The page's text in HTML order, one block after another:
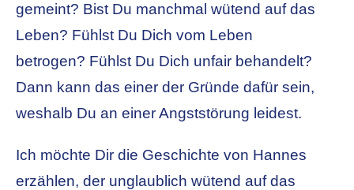
gemeint? Bist Du manchmal wütend auf das
Leben? Fühlst Du Dich vom Leben
betrogen? Fühlst Du Dich unfair behandelt?
Dann kann das einer der Gründe dafür sein,
weshalb Du an einer Angststörung leidest.
Ich möchte Dir die Geschichte von Hannes
erzählen, der unglaublich wütend auf das